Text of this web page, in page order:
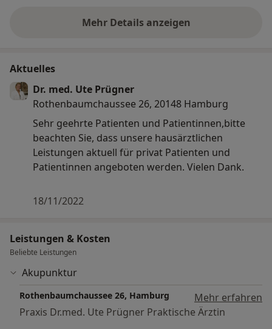
Mehr Details anzeigen
über Erfahrungen
Aktuelles
Dr. med. Ute Prügner
Rothenbaumchaussee 26, 20148 Hamburg
Sehr geehrte Patienten und Patientinnen,bitte
beachten Sie, dass unsere hausärztlichen
Leistungen aktuell für privat Patienten und
Patientinnen angeboten werden. Vielen Dank.
18/11/2022
Leistungen & Kosten
Beliebte Leistungen
Akupunktur
Rothenbaumchaussee 26, Hamburg
Mehr erfahren
Praxis Dr.med. Ute Prügner Praktische Ärztin